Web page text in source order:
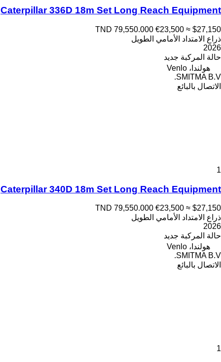
Caterpillar 336D 18m Set Long Reach Equipment
TND 79,550.000 €23,500 ≈ $27,150
ذراع الامتداد الأمامي الطويل
2026
حالة المركبة جديد
هولندا، Venlo
SMITMA B.V.
الاتصال بالبائع
1
Caterpillar 340D 18m Set Long Reach Equipment
TND 79,550.000 €23,500 ≈ $27,150
ذراع الامتداد الأمامي الطويل
2026
حالة المركبة جديد
هولندا، Venlo
SMITMA B.V.
الاتصال بالبائع
1